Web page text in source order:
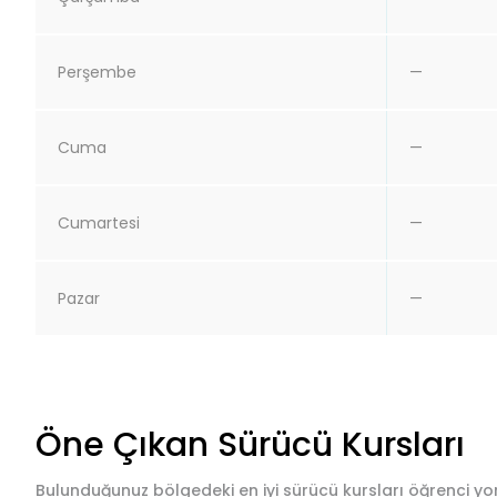
Perşembe —
Cuma —
Cumartesi —
Pazar —
Öne Çıkan Sürücü Kursları
Bulunduğunuz bölgedeki en iyi sürücü kursları öğrenci